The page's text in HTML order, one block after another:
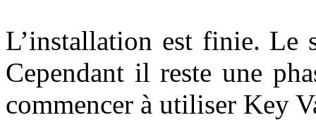
L’installation est finie. Le
Cependant il reste une
commencer à utiliser Key